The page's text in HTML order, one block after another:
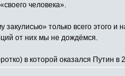
человека».
только всего этого
от них мы не дождёмся.
в которой оказался Путин в